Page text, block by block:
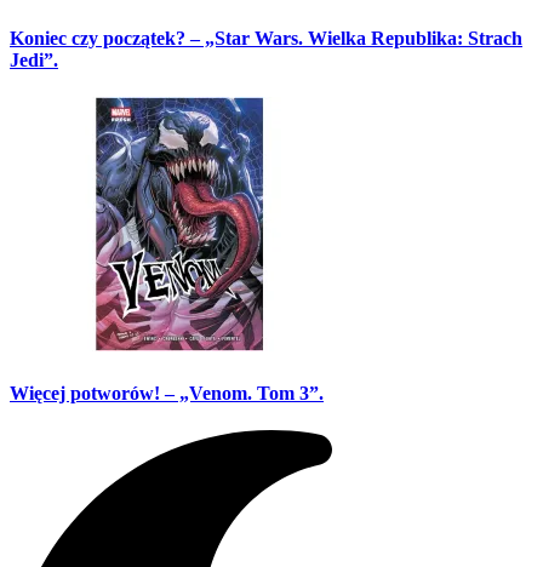
Koniec czy początek? – „Star Wars. Wielka Republika: Strach
Jedi”.
Więcej potworów! – „Venom. Tom 3”.